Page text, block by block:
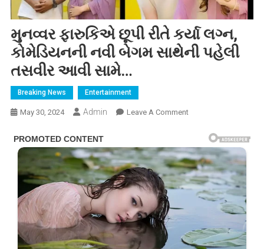
મુનવ્વર ફારુકિએ છૂપી રીતે કર્યા લગ્ન,
કોમેડિયનની નવી બેગમ સાથેની પહેલી
તસવીર આવી સામે…
Breaking News Entertainment
May 30, 2024 Admin Leave A CommentOn
ફારુકિએ
છૂપી
રીતે
કર્યા
લગ્ન,
કોમેડિયનની
બેગમ
સાથેની